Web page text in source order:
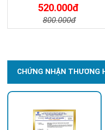
Điện 12V Lên 220V - Máy Kích
Điện Sin Mô Phỏng
520.000đ
800.000đ
CHỨNG NHẬN THƯƠNG